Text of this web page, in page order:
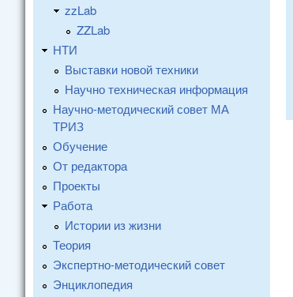
zzLab
ZZLab
НТИ
Выставки новой техники
Научно техническая информация
Научно-методический совет МА
ТРИЗ
Обучение
От редактора
Проекты
Работа
Истории из жизни
Теория
Экспертно-методический совет
Энциклопедия